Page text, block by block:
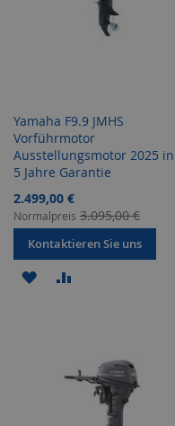
Yamaha F9.9 JMHS
Vorführmotor
Ausstellungsmotor 2025
5 Jahre Garantie
Sonderangebot
2.499,00 €
Normalpreis 3.095,00 €
Kontaktieren Sie uns
ZUR